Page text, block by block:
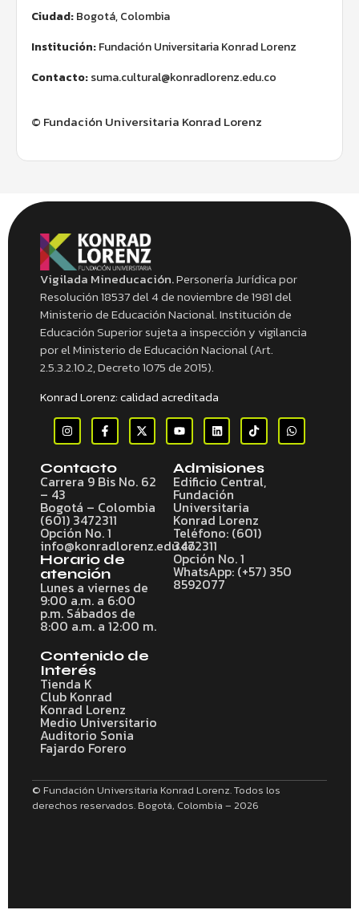
Ciudad:Bogotá, Colombia
Institución:Fundación Universitaria Konrad Lorenz
Contacto:suma.cultural@konradlorenz.edu.co
© Fundación Universitaria Konrad Lorenz
Vigilada Mineducación.Personería Jurídica por
Resolución 18537 del 4 de noviembre de 1981 del
Ministerio de Educación Nacional. Institución de
Educación Superior sujeta a inspección y vigilancia
por el Ministerio de Educación Nacional (Art.
2.5.3.2.10.2, Decreto 1075 de 2015).
Konrad Lorenz: calidad acreditada
Contacto
Carrera 9 Bis No. 62
– 43
Bogotá – Colombia
(601) 3472311
Opción No. 1
info@konradlorenz.edu.co
Horario de
atención
Lunes a viernes de
9:00 a.m. a 6:00
p.m. Sábados de
8:00 a.m. a 12:00 m.
Admisiones
Edificio Central,
Fundación
Universitaria
Konrad Lorenz
Teléfono: (601)
3472311
Opción No. 1
WhatsApp: (+57) 350
8592077
Contenido de
Interés
Tienda K
Club Konrad
Konrad Lorenz
Medio Universitario
Auditorio Sonia
Fajardo Forero
© Fundación Universitaria Konrad Lorenz. Todos los
derechos reservados. Bogotá, Colombia – 2026